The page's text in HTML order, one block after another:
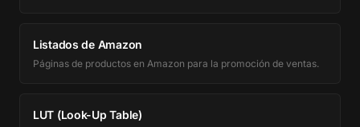
Listados de Amazon
Páginas de productos en Amazon para la promoción de ventas.
LUT (Look-Up Table)